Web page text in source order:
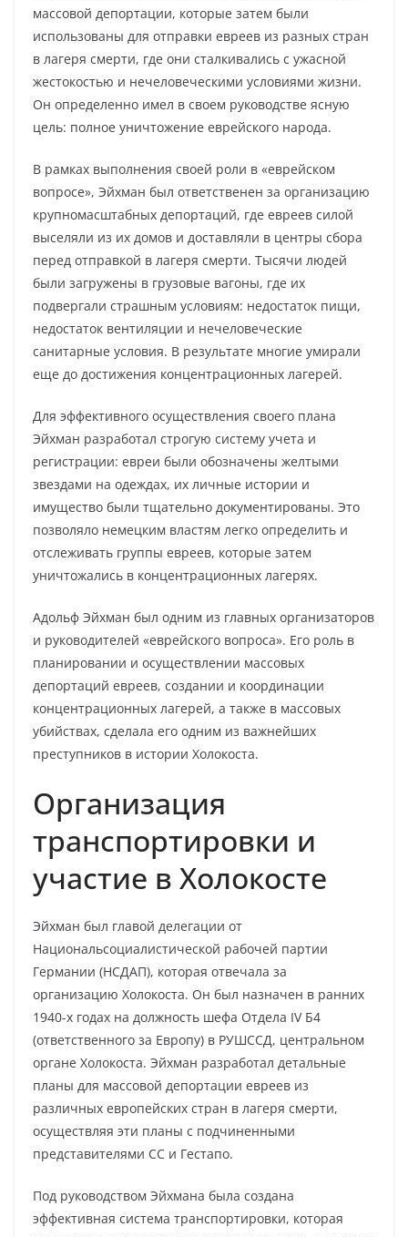
массовой депортации, которые затем были
использованы для отправки евреев из разных стран
в лагеря смерти, где они сталкивались с ужасной
жестокостью и нечеловеческими условиями жизни.
Он определенно имел в своем руководстве ясную
цель: полное уничтожение еврейского народа.
В рамках выполнения своей роли в «еврейском
вопросе», Эйхман был ответственен за организацию
крупномасштабных депортаций, где евреев силой
выселяли из их домов и доставляли в центры сбора
перед отправкой в лагеря смерти. Тысячи людей
были загружены в грузовые вагоны, где их
подвергали страшным условиям: недостаток пищи,
недостаток вентиляции и нечеловеческие
санитарные условия. В результате многие умирали
еще до достижения концентрационных лагерей.
Для эффективного осуществления своего плана
Эйхман разработал строгую систему учета и
регистрации: евреи были обозначены желтыми
звездами на одеждах, их личные истории и
имущество были тщательно документированы. Это
позволяло немецким властям легко определить и
отслеживать группы евреев, которые затем
уничтожались в концентрационных лагерях.
Адольф Эйхман был одним из главных организаторов
и руководителей «еврейского вопроса». Его роль в
планировании и осуществлении массовых
депортаций евреев, создании и координации
концентрационных лагерей, а также в массовых
убийствах, сделала его одним из важнейших
преступников в истории Холокоста.
Организация
транспортировки и
участие в Холокосте
Эйхман был главой делегации от
Национальсоциалистической рабочей партии
Германии (НСДАП), которая отвечала за
организацию Холокоста. Он был назначен в ранних
1940-х годах на должность шефа Отдела IV Б4
(ответственного за Европу) в РУШССД, центральном
органе Холокоста. Эйхман разработал детальные
планы для массовой депортации евреев из
различных европейских стран в лагеря смерти,
осуществляя эти планы с подчиненными
представителями СС и Гестапо.
Под руководством Эйхмана была создана
эффективная система транспортировки, которая